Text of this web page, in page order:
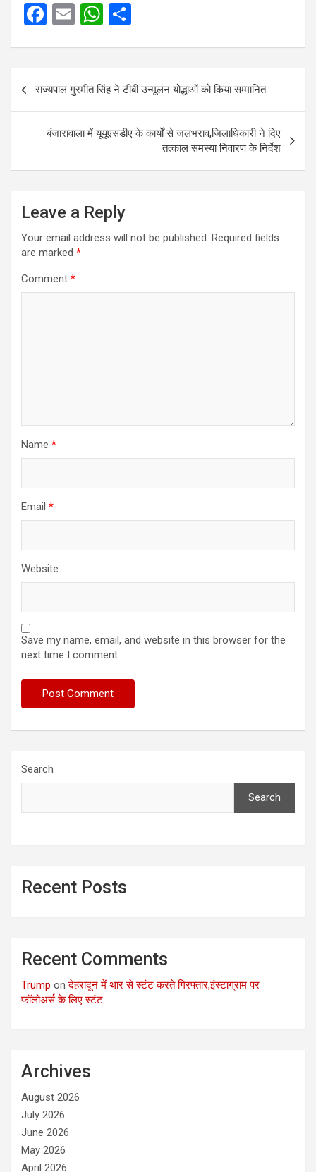
F
b
o
o
E
W
s
A
p
e
navigation
राज्यपाल गुरमीत सिंह ने टीबी उन्मूलन योद्धाओं को किया सम्मानित
बंजारावाला में यूयूएसडीए के कार्यों से जलभराव,जिलाधिकारी ने दिए
तत्काल समस्या निवारण के निर्देश
Leave a Reply
Your email address will not be published. Required fields
are marked *
Comment *
Name *
Email *
Website
Save my name, email, and website in this browser for the
next time I comment.
Search
Search
Recent Posts
Recent Comments
Trump onदेहरादून में थार से स्टंट करते गिरफ्तार,इंस्टाग्राम पर
फॉलोअर्स के लिए स्टंट
Archives
August 2026
July 2026
June 2026
May 2026
April 2026